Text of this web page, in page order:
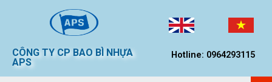
CÔNG TY CP BAO BÌ NHỰA
APS
Hotline: 0964293115